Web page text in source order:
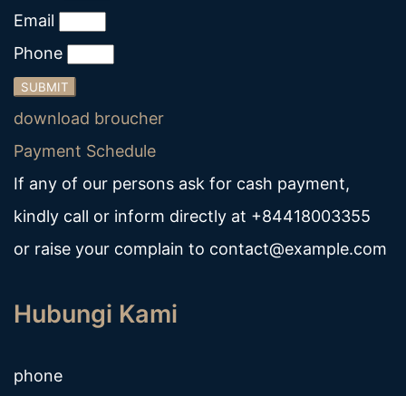
Email
Phone
SUBMIT
download broucher
Payment Schedule
If any of our persons ask for cash payment,
kindly call or inform directly at +84418003355
or raise your complain to contact@example.com
Hubungi Kami
phone